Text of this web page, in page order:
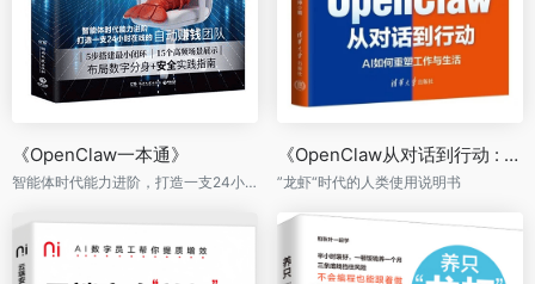
《OpenClaw一本通》
智能体时代能力进阶，打造一支24小时在线的自动赚钱团队
《OpenClaw从对话到行动 : AI如何重塑工作与生活》
”龙虾“时代的人类使用说明书